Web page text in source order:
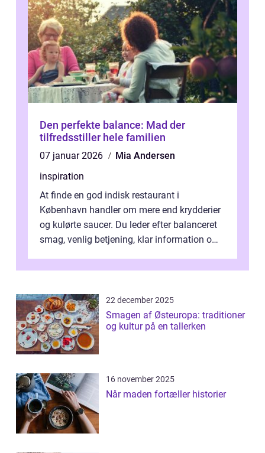
Den perfekte balance: Mad der
tilfredsstiller hele familien
07 januar 2026
Mia Andersen
inspiration
At finde en god indisk restaurant i
København handler om mere end krydderier
og kulørte saucer. Du leder efter balanceret
smag, venlig betjening, klar information om
22 december 2025
Smagen af Østeuropa: traditioner
og kultur på en tallerken
16 november 2025
Når maden fortæller historier